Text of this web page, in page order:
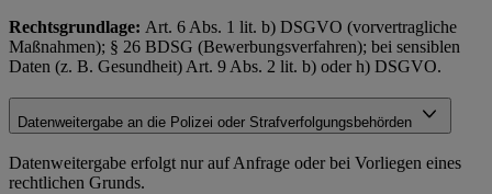
Rechtsgrundlage: Art. 6 Abs. 1 lit. b) DSGVO (vorvertragliche
Maßnahmen); § 26 BDSG (Bewerbungsverfahren); bei sensiblen
Daten (z. B. Gesundheit) Art. 9 Abs. 2 lit. b) oder h) DSGVO.
Datenweitergabe an die Polizei oder Strafverfolgungsbehörden
Datenweitergabe erfolgt nur auf Anfrage oder bei Vorliegen eines
rechtlichen Grunds.